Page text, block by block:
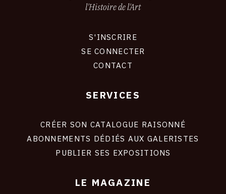
l'Histoire de l'Art
S'INSCRIRE
SE CONNECTER
CONTACT
SERVICES
CRÉER SON CATALOGUE RAISONNÉ
ABONNEMENTS DÉDIÉS AUX GALERISTES
PUBLIER SES EXPOSITIONS
LE MAGAZINE